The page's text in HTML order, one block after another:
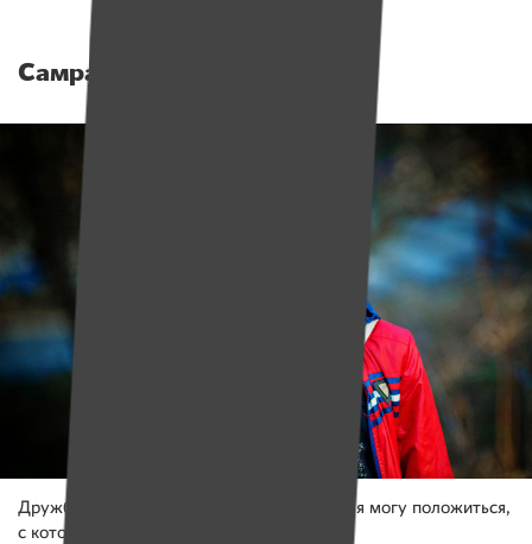
Самрат Мяльцев
Дружба? Это когда есть друг, на которого я могу положиться,
с которым могу делиться тайнами.